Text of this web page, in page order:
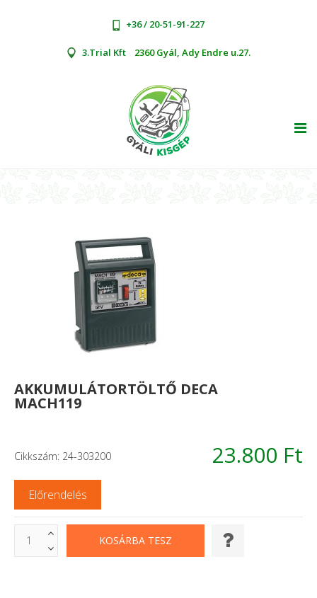
+36 / 20-51-91-227
3.Trial Kft 2360 Gyál, Ady Endre u.27.
AKKUMULÁTORTÖLTŐ DECA
MACH119
23.800 Ft
Cikkszám: 24-303200
Előrendelés